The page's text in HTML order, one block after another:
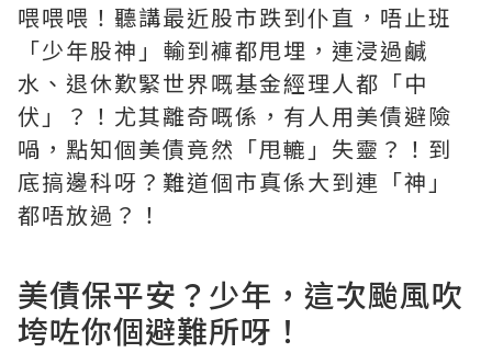
喂喂喂！聽講最近股市跌到仆直，唔止班
「少年股神」輸到褲都甩埋，連浸過鹹
水、退休歎緊世界嘅基金經理人都「中
伏」？！尤其離奇嘅係，有人用美債避險
喎，點知個美債竟然「甩轆」失靈？！到
底搞邊科呀？難道個市真係大到連「神」
都唔放過？！
美債保平安？少年，這次颱風吹
垮咗你個避難所呀！